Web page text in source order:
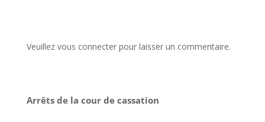
Veuillez vous connecter pour laisser un commentaire.
Arrêts de la cour de cassation